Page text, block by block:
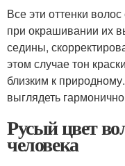
Все эти оттенки
при окрашивании их
седины,
этом случае тон
близким к
выглядеть
Русый цвет
человека